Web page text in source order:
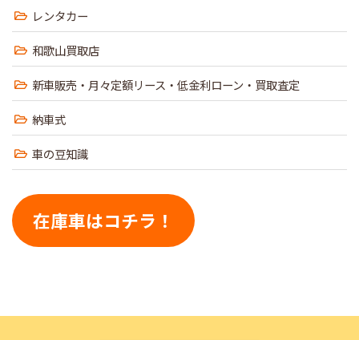
レンタカー
和歌山買取店
新車販売・月々定額リース・低金利ローン・買取査定
納車式
車の豆知識
在庫車はコチラ！